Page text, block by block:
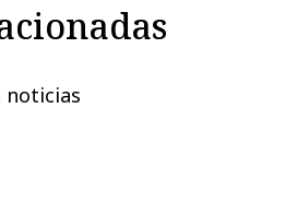
noticias